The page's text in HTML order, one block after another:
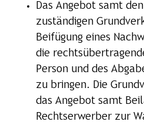
Das Angebot samt
zuständigen
Beifügung eines
die
Person und des
zu bringen. Die
das Angebot samt
Rechtserwerber zur